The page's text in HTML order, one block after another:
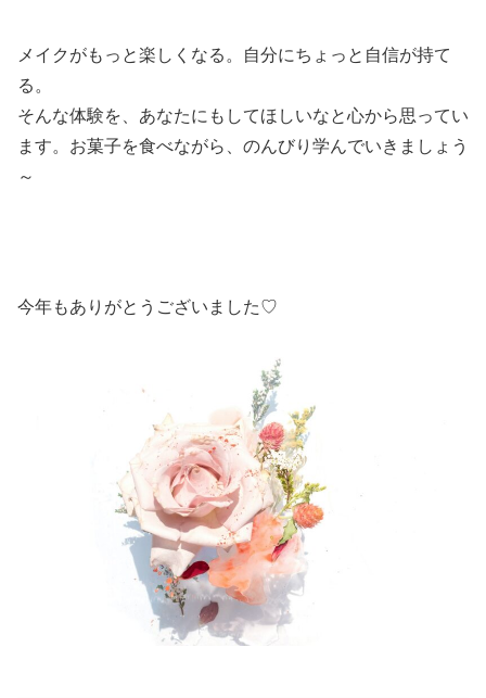
メイクがもっと楽しくなる。自分にちょっと自信が持て
る。
そんな体験を、あなたにもしてほしいなと心から思ってい
ます。お菓子を食べながら、のんびり学んでいきましょう
～
今年もありがとうございました♡